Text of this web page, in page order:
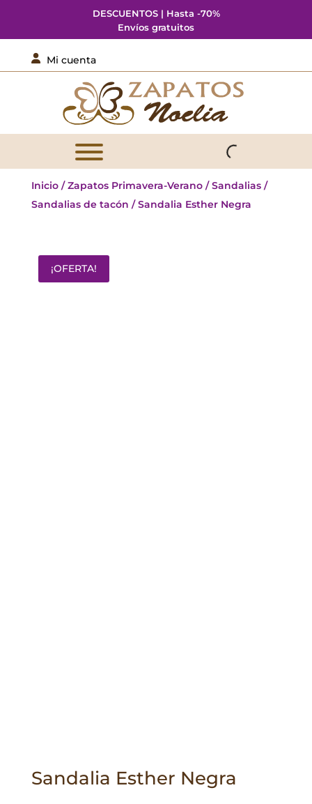
DESCUENTOS | Hasta -70%
Envíos gratuitos
 Mi cuenta
Inicio/Zapatos Primavera-Verano/Sandalias/
Sandalias de tacón / Sandalia Esther Negra
¡OFERTA!
Sandalia Esther Negra